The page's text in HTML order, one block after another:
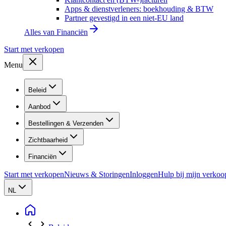
Apps & dienstverleners: boekhouding & BTW
Partner gevestigd in een niet-EU land
Alles van Financiën
Start met verkopen
Menu
Beleid
Aanbod
Bestellingen & Verzenden
Zichtbaarheid
Financiën
Start met verkopenNieuws & StoringenInloggenHulp bij mijn
NL